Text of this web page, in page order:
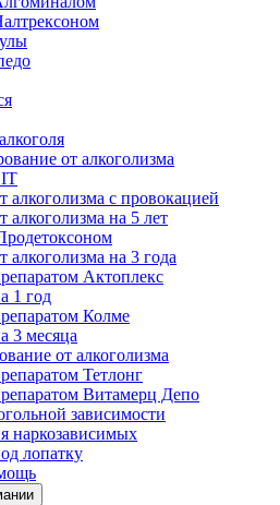
от алкоголизма
алкоголизма с провокацией
алкоголизма на 5 лет
алкоголизма на 3 года
Актоплекс
1 год
Колме
3 месяца
от алкоголизма
Тетлонг
Витамерц Депо
зависимости
наркозависимых
лопатку